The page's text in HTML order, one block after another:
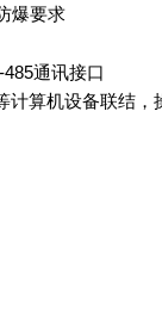
爆要求
485通讯接口
计算机设备联结，